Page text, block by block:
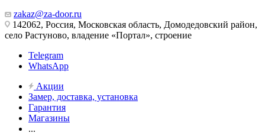
zakaz@za-door.ru
142062, Россия, Московская область, Домодедовский район,
село Растуново, владение «Портал», строение
Telegram
WhatsApp
Акции
Замер, доставка, установка
Гарантия
Магазины
...